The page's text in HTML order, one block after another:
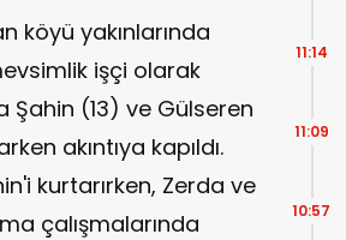
köyü yakınlarında
işçi olarak
(13) ve Gülseren
akıntıya kapıldı.
kurtarırken, Zerda ve
çalışmalarında
11:14
11:09
10:57